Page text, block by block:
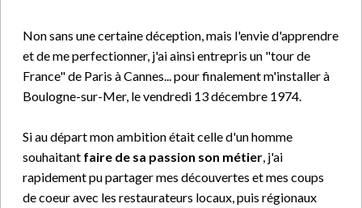
Non sans une certaine déception, mais l'envie d'apprendre
et de me perfectionner, j'ai ainsi entrepris un "tour de
France" de Paris à Cannes... pour finalement m'installer à
Boulogne-sur-Mer, le vendredi 13 décembre 1974.
Si au départ mon ambition était celle d'un homme
souhaitant faire de sa passion son métier, j'ai
rapidement pu partager mes découvertes et mes coups
de coeur avec les restaurateurs locaux, puis régionaux